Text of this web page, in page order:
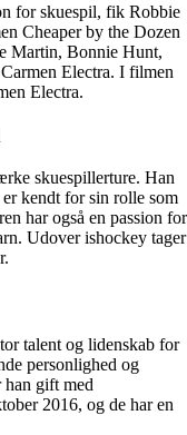
for skuespil, fik Robbie
Cheaper by the Dozen
Martin, Bonnie Hunt,
Electra. I filmen
Electra.
skuespillerture. Han
kendt for sin rolle som
har også en passion for
Udover ishockey tager
talent og lidenskab for
personlighed og
han gift med
2016, og de har en